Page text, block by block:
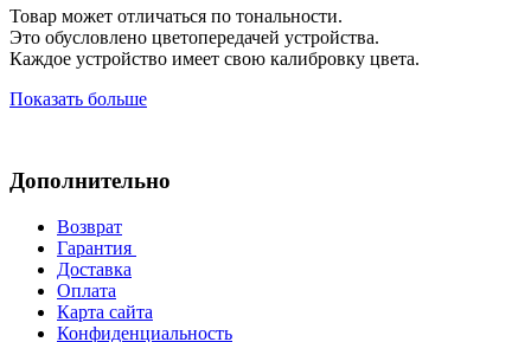
Товар может отличаться по тональности.
Это обусловлено цветопередачей устройства.
Каждое устройство имеет свою калибровку цвета.
Показать больше
Дополнительно
Возврат
Гарантия
Доставка
Оплата
Карта сайта
Конфиденциальность